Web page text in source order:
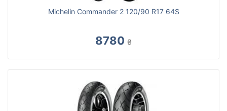
Michelin Commander 2 120/90 R17 64S
8780 ₴